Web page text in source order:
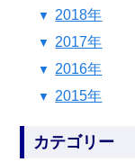
2018年
2017年
2016年
2015年
カテゴリー